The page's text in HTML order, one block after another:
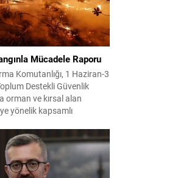
Mücadele Raporu
Komutanlığı, 1 Haziran-3
Destekli Güvenlik
orman ve kırsal alan
yönelik kapsamlı
ve 742 personel, sahada
ve denetim
Faaliyetler esnasında
balya...